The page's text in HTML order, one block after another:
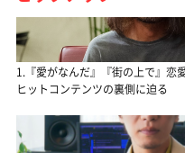
1.『愛がなんだ』『街の上で』恋
ヒットコンテンツの裏側に迫る